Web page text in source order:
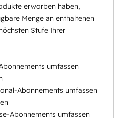
erworben haben,
Menge an enthaltenen
Stufe Ihrer
umfassen
Abonnements umfassen
Abonnements umfassen